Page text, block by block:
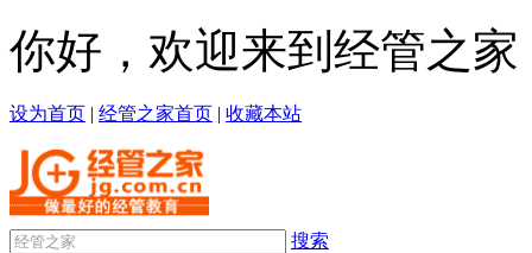
你好，欢迎来到经管之家
设为首页 | 经管之家首页 | 收藏本站
搜索